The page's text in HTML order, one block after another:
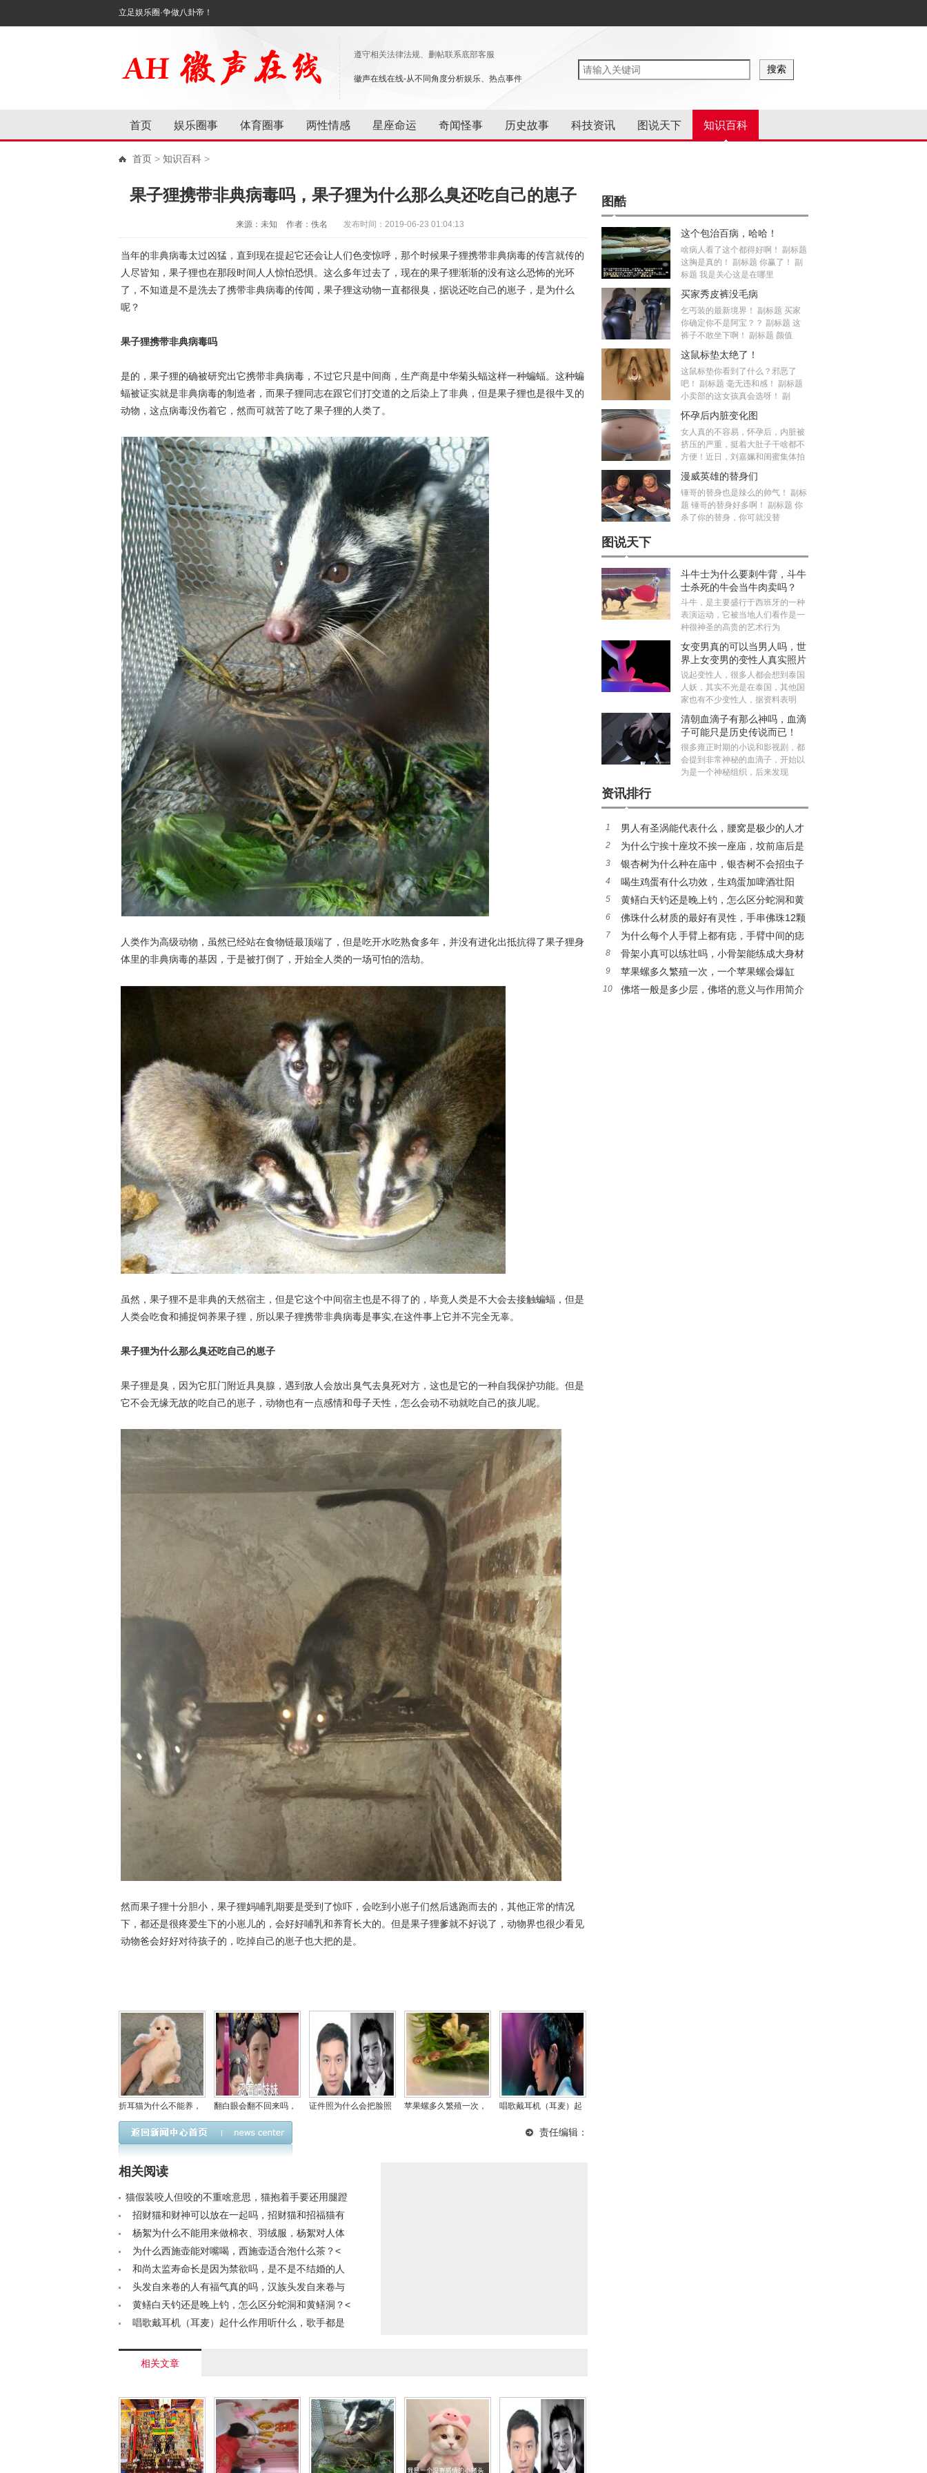
立足娱乐圈·争做八卦帝！
遵守相关法律法规、删帖联系底部客服
徽声在线在线-从不同角度分析娱乐、热点事件
首页 娱乐圈事 体育圈事 两性情感 星座命运 奇闻怪事 历史故事 科技资讯 图说天下 知识百科
首页 > 知识百科 >
果子狸携带非典病毒吗，果子狸为什么那么臭还吃自己的崽子
来源：未知 作者：佚名 发布时间：2019-06-23 01:04:13
当年的非典病毒太过凶猛，直到现在提起它还会让人们色变惊呼，那个时候果子狸携带非典病毒的传言就传的
人尽皆知，果子狸也在那段时间人人惊怕恐惧。这么多年过去了，现在的果子狸渐渐的没有这么恐怖的光环
了，不知道是不是洗去了携带非典病毒的传闻，果子狸这动物一直都很臭，据说还吃自己的崽子，是为什么
呢？
果子狸携带非典病毒吗
是的，果子狸的确被研究出它携带非典病毒，不过它只是中间商，生产商是中华菊头蝠这样一种蝙蝠。这种蝙
蝠被证实就是非典病毒的制造者，而果子狸同志在跟它们打交道的之后染上了非典，但是果子狸也是很牛叉的
动物，这点病毒没伤着它，然而可就苦了吃了果子狸的人类了。
人类作为高级动物，虽然已经站在食物链最顶端了，但是吃开水吃熟食多年，并没有进化出抵抗得了果子狸身
体里的非典病毒的基因，于是被打倒了，开始全人类的一场可怕的浩劫。
虽然，果子狸不是非典的天然宿主，但是它这个中间宿主也是不得了的，毕竟人类是不大会去接触蝙蝠，但是
人类会吃食和捕捉饲养果子狸，所以果子狸携带非典病毒是事实,在这件事上它并不完全无辜。
果子狸为什么那么臭还吃自己的崽子
果子狸是臭，因为它肛门附近具臭腺，遇到敌人会放出臭气去臭死对方，这也是它的一种自我保护功能。但是
它不会无缘无故的吃自己的崽子，动物也有一点感情和母子天性，怎么会动不动就吃自己的孩儿呢。
然而果子狸十分胆小，果子狸妈哺乳期要是受到了惊吓，会吃到小崽子们然后逃跑而去的，其他正常的情况
下，都还是很疼爱生下的小崽儿的，会好好哺乳和养育长大的。但是果子狸爹就不好说了，动物界也很少看见
动物爸会好好对待孩子的，吃掉自己的崽子也大把的是。
折耳猫为什么不能养，
是因为有遗传病容易发
病吗？
翻白眼会翻不回来吗，
经常翻白眼是什么病？
证件照为什么会把脸照
苹果螺多久繁殖一次，
唱歌戴耳机（耳麦）起
都是怎样记歌词的？
责任编辑：
相关阅读
猫假装咬人但咬的不重啥意思，猫抱着手要还用腿蹬
咋回事？< /a>
招财猫和财神可以放在一起吗，招财猫和招福猫有
什么区别< /a>
杨絮为什么不能用来做棉衣、羽绒服，杨絮对人体
有什么危害？< /a>
为什么西施壶能对嘴喝，西施壶适合泡什么茶？<
/a> 和尚太监寿命长是因为禁欲吗，是不是不结婚的人
寿命也长？< /a>
头发自来卷的人有福气真的吗，汉族头发自来卷与
智力有关？< /a>
黄鳝白天钓还是晚上钓，怎么区分蛇洞和黄鳝洞？<
/a> 唱歌戴耳机（耳麦）起什么作用听什么，歌手都是
相关文章
图酷
这个包治百病，哈哈！
啥病人看了这个都得好啊！ 副标题
这胸是真的！ 副标题 你赢了！ 副
标题 我是关心这是在哪里
买家秀皮裤没毛病
乞丐装的最新境界！ 副标题 买家
你确定你不是阿宝？？ 副标题 这
裤子不敢坐下啊！ 副标题 颜值
这鼠标垫太绝了！
这鼠标垫你看到了什么？邪恶了
吧！ 副标题 毫无违和感！ 副标题
小卖部的这女孩真会选呀！ 副
怀孕后内脏变化图
女人真的不容易，怀孕后，内脏被
挤压的严重，挺着大肚子干啥都不
方便！近日，刘嘉姵和闺蜜集体拍
漫威英雄的替身们
锤哥的替身也是辣么的帅气！ 副标
题 锤哥的替身好多啊！ 副标题 你
杀了你的替身，你可就没替
图说天下
斗牛士为什么要刺牛背，斗牛
士杀死的牛会当牛肉卖吗？
斗牛，是主要盛行于西班牙的一种
表演运动，它被当地人们看作是一
种很神圣的高贵的艺术行为
女变男真的可以当男人吗，世
界上女变男的变性人真实照片
说起变性人，很多人都会想到泰国
人妖，其实不光是在泰国，其他国
家也有不少变性人，据资料表明
清朝血滴子有那么神吗，血滴
子可能只是历史传说而已！
很多雍正时期的小说和影视剧，都
会提到非常神秘的血滴子，开始以
为是一个神秘组织，后来发现
资讯排行
1
男人有圣涡能代表什么，腰窝是极少的人才
有吗？
2
为什么宁挨十座坟不挨一座庙，坟前庙后是
风水宝地真的假的？
3
银杏树为什么种在庙中，银杏树不会招虫子
吗？
4
喝生鸡蛋有什么功效，生鸡蛋加啤酒壮阳
吗？
5
黄鳝白天钓还是晚上钓，怎么区分蛇洞和黄
鳝洞？
6
佛珠什么材质的最好有灵性，手串佛珠12颗
和13分别什么含义
7
为什么每个人手臂上都有痣，手臂中间的痣
代表什么
8
骨架小真可以练壮吗，小骨架能练成大身材
么？
9
苹果螺多久繁殖一次，一个苹果螺会爆缸
吗？
10 佛塔一般是多少层，佛塔的意义与作用简介